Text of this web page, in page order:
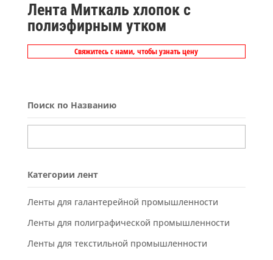
Лента Миткаль хлопок с
полиэфирным утком
Свяжитесь с нами, чтобы узнать цену
Поиск по Названию
Категории лент
Ленты для галантерейной промышленности
Ленты для полиграфической промышленности
Ленты для текстильной промышленности